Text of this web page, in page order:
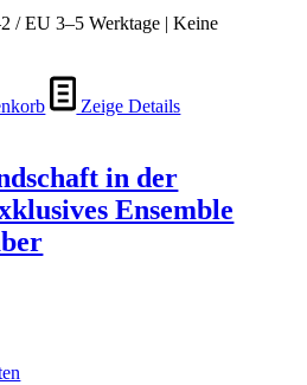
/ EU 3–5 Werktage | Keine
Zeige Details
in der
Ensemble